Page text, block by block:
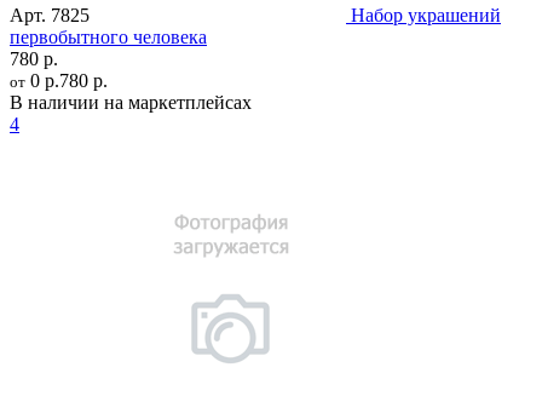
Арт. 7825
Набор украшений
первобытного человека
780 р.
от 0 р.780 р.
В наличии на маркетплейсах
4